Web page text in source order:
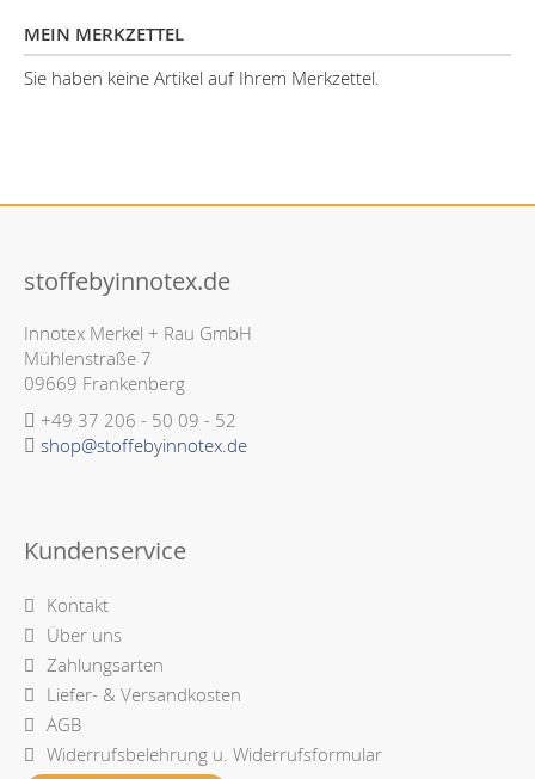
MEIN MERKZETTEL
Sie haben keine Artikel auf Ihrem Merkzettel.
stoffebyinnotex.de
Innotex Merkel + Rau GmbH
Mühlenstraße 7
09669 Frankenberg
+49 37 206 - 50 09 - 52
shop@stoffebyinnotex.de
Kundenservice
Kontakt
Über uns
Zahlungsarten
Liefer- & Versandkosten
AGB
Widerrufsbelehrung u. Widerrufsformular